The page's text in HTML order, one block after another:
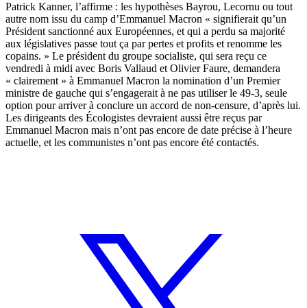
Patrick Kanner, l’affirme : les hypothèses Bayrou, Lecornu ou tout
autre nom issu du camp d’Emmanuel Macron « signifierait qu’un
Président sanctionné aux Européennes, et qui a perdu sa majorité
aux législatives passe tout ça par pertes et profits et renomme les
copains. » Le président du groupe socialiste, qui sera reçu ce
vendredi à midi avec Boris Vallaud et Olivier Faure, demandera
« clairement » à Emmanuel Macron la nomination d’un Premier
ministre de gauche qui s’engagerait à ne pas utiliser le 49-3, seule
option pour arriver à conclure un accord de non-censure, d’après lui.
Les dirigeants des Écologistes devraient aussi être reçus par
Emmanuel Macron mais n’ont pas encore de date précise à l’heure
actuelle, et les communistes n’ont pas encore été contactés.